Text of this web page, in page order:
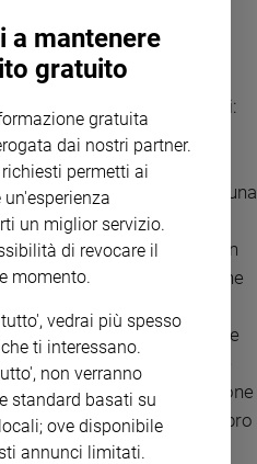
va bene…»
Forum Associazioni Familiari:
dimostrato di poter
come la disabilità,
i conflitti familiari. C’è una
famiglie nonostante le
di essere raccontata e con
a una nuova narrazione
anche per il
premio è stato importante e
perché ha unito cultura e
felici di questa collaborazione
la Fondazione Città del libro
a mantenere
gratuito
gratuita
dai nostri partner.
permetti ai
un miglior servizio.
di revocare il
momento.
vedrai più spesso
ti interessano.
non verranno
standard basati su
ove disponibile
annunci limitati.